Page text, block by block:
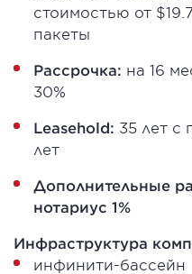
стоимостью от
пакеты
Рассрочка: на 16
30%
Leasehold: 35 лет с
лет
Дополнительные
нотариус 1%
Инфраструктура
инфинити-бассейн